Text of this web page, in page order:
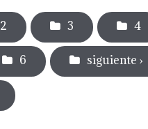
2 3 4
6 siguiente ›